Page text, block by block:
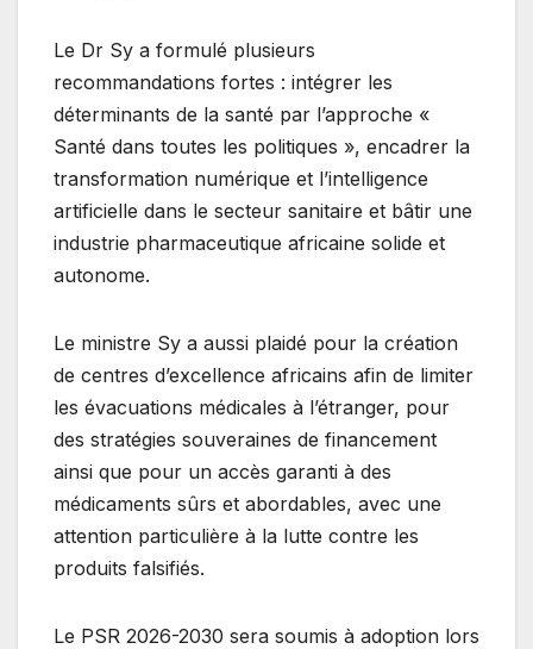
Le Dr Sy a formulé plusieurs
recommandations fortes : intégrer les
déterminants de la santé par l’approche «
Santé dans toutes les politiques », encadrer la
transformation numérique et l’intelligence
artificielle dans le secteur sanitaire et bâtir une
industrie pharmaceutique africaine solide et
autonome.
Le ministre Sy a aussi plaidé pour la création
de centres d’excellence africains afin de limiter
les évacuations médicales à l’étranger, pour
des stratégies souveraines de financement
ainsi que pour un accès garanti à des
médicaments sûrs et abordables, avec une
attention particulière à la lutte contre les
produits falsifiés.
Le PSR 2026-2030 sera soumis à adoption lors